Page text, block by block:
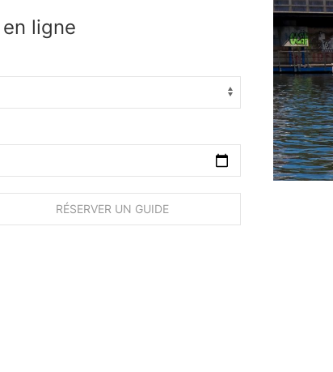
ligne